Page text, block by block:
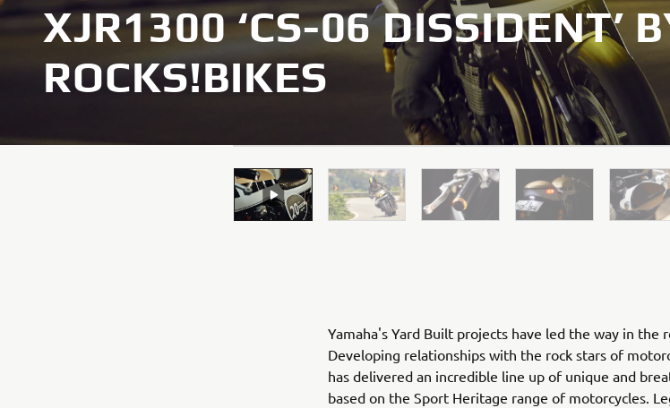
XJR1300 ‘CS-06 DISSIDENT’
ROCKS!BIKES
Yamaha's Yard Built projects have led the way in the
Developing relationships with the rock stars of
has delivered an incredible line up of unique and
based on the Sport Heritage range of motorcycles.